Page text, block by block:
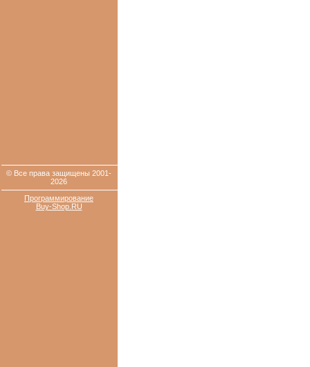
© Все права защищены 2001-
2026
Программирование
Buy-Shop.RU